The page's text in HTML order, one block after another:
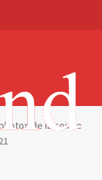
de la soirée